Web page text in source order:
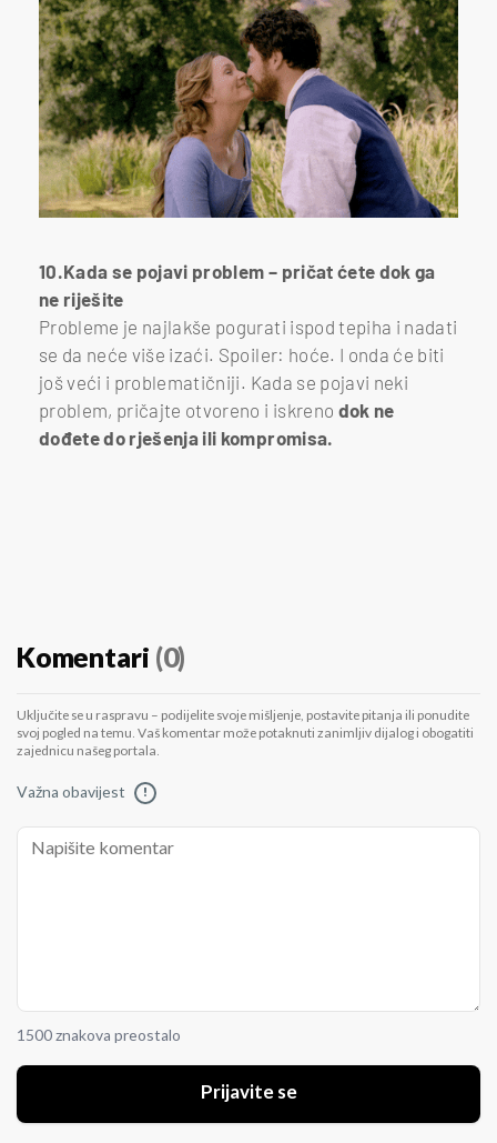
10.Kada se pojavi problem – pričat ćete dok ga
ne riješite
Probleme je najlakše pogurati ispod tepiha i nadati
se da neće više izaći. Spoiler: hoće. I onda će biti
još veći i problematičniji. Kada se pojavi neki
problem, pričajte otvoreno i iskreno dok ne
dođete do rješenja ili kompromisa.
Komentari (0)
Uključite se u raspravu – podijelite svoje mišljenje, postavite pitanja ili ponudite
svoj pogled na temu. Vaš komentar može potaknuti zanimljiv dijalog i obogatiti
zajednicu našeg portala.
Važna obavijest !
1500 znakova preostalo
Prijavite se